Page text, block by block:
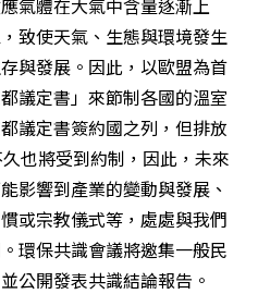
氣體在大氣中含量逐漸上
致使天氣、生態與環境發生
與發展。因此，以歐盟為首
議定書」來節制各國的溫室
議定書簽約國之列，但排放
也將受到約制，因此，未來
影響到產業的變動與發展、
或宗教儀式等，處處與我們
環保共識會議將邀集一般民
公開發表共識結論報告。